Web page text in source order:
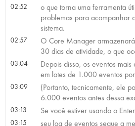
02:52
o que torna uma ferramenta
problemas para acompanhar
sistema.
02:57
O Core Manager
30 dias de atividade, o que
03:04
Depois disso, os eventos
em lotes de 1.000 eventos
03:09
(Portanto, tecnicamente, ele
6.000 eventos antes dessa
03:13 Se você estiver usando o
03:15 seu log de eventos segue a